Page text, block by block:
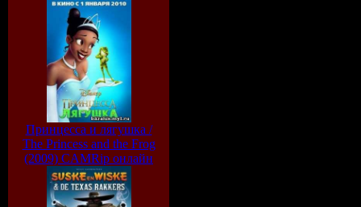
Принцесса и лягушка /
The Princess and the Frog
(2009) CAMRip онлайн